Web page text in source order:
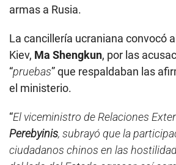
armas a Rusia.
La cancillería ucraniana convocó
Kiev, Ma Shengkun, por las
“pruebas” que respaldaban las
el ministerio.
“El viceministro de Relaciones
Perebyinis, subrayó que la
ciudadanos chinos en las